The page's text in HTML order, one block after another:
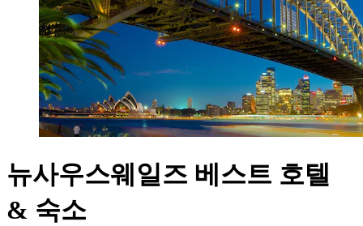
뉴사우스웨일즈 베스트 호텔
& 숙소